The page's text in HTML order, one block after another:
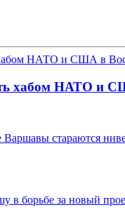
хабом НАТО и
стараются